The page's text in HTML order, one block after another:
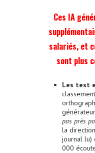
Ces IA
salariés, et
sont plus
Les test
pas près
la
journal lu)
000